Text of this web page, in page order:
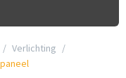
/ Verlichting /